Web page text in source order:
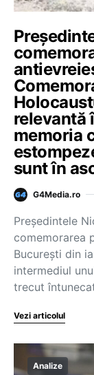
relevantă
memoria
sunt în
G4Media.ro
Președintele
comemorarea
București din
intermediul
trecut
Vezi articolul
Analize